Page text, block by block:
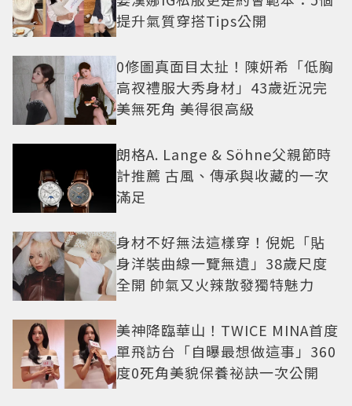
提升氣質穿搭Tips公開
0修圖真面目太扯！陳妍希「低胸
高衩禮服大秀身材」43歲近況完
美無死角 美得很高級
朗格A. Lange & Söhne父親節時
計推薦 古風、傳承與收藏的一次
滿足
身材不好無法這樣穿！倪妮「貼
身洋裝曲線一覽無遺」38歲尺度
全開 帥氣又火辣散發獨特魅力
美神降臨華山！TWICE MINA首度
單飛訪台「自曝最想做這事」360
度0死角美貌保養祕訣一次公開